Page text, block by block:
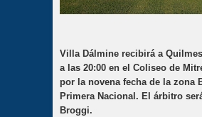
Villa Dálmine recibirá a
a las 20:00 en el Coliseo de
por la novena fecha de la zona
Primera Nacional. El árbitro
Broggi.